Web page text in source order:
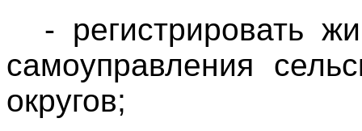
- регистрировать
самоуправления
округов;